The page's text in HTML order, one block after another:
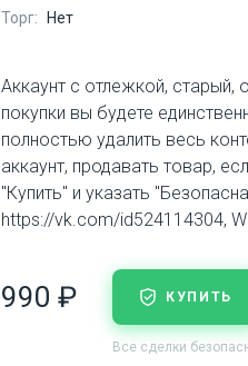
Торг:
Нет
Аккаунт с отлежкой, старый,
покупки вы будете
полностью удалить весь
аккаунт, продавать товар,
"Купить" и указать
https://vk.com/id524114304,
990 ₽ КУПИТЬ
Все сделки